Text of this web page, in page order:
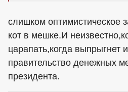
слишком оптимистическое
кот в мешке.И
царапать,когда выпрыгнет
правительство денежных
президента.